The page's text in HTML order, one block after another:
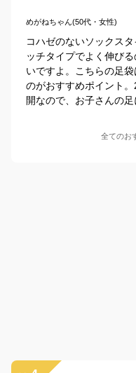
めがねちゃん(50代・女性)
コハゼのないソックス
ッチタイプでよく伸び
いですよ。こちらの足
のがおすすめポイント
開なので、お子さんの
全てのお